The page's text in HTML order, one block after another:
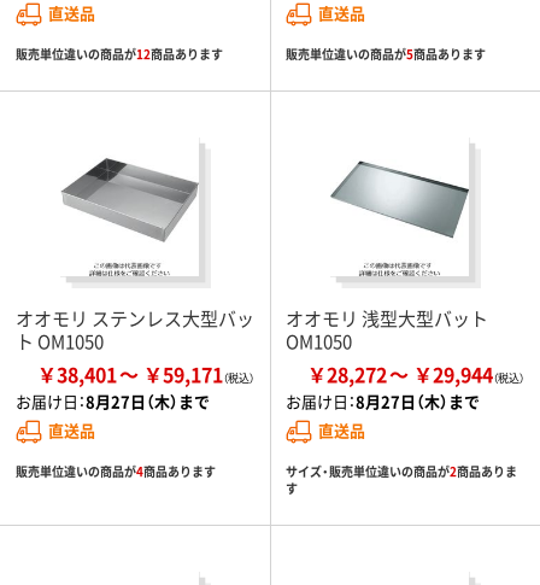
直送品
販売単位違いの商品が12商品あります
直送品
販売単位違いの商品が5商品あります
オオモリ ステンレス大型バッ
ト OM1050
￥38,401 ￥59,171
お届け日：8月27日（木）まで
直送品
販売単位違いの商品が4商品あります
オオモリ 浅型大型バット
OM1050
￥28,272 ￥29,944
お届け日：8月27日（木）まで
直送品
サイズ・販売単位違いの商品が2商品ありま
す